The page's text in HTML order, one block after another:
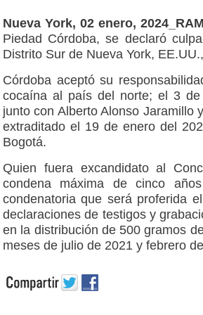
Nueva York, 02 enero,
Piedad Córdoba, se declaró
Distrito Sur de Nueva York,
Córdoba aceptó su
cocaína al país del norte; el 3
junto con Alberto Alonso Jaramillo
extraditado el 19 de enero del
Bogotá.
Quien fuera excandidato al
condena máxima de cinco
condenatoria que será proferida
declaraciones de testigos y
en la distribución de 500 gramos
meses de julio de 2021 y febrero